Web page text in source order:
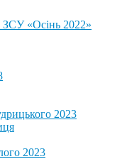
ЗСУ «Осінь 2022»
2023
2023